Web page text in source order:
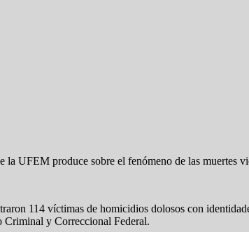
la UFEM produce sobre el fenómeno de las muertes
114 víctimas de homicidios dolosos con
y Correccional Federal.